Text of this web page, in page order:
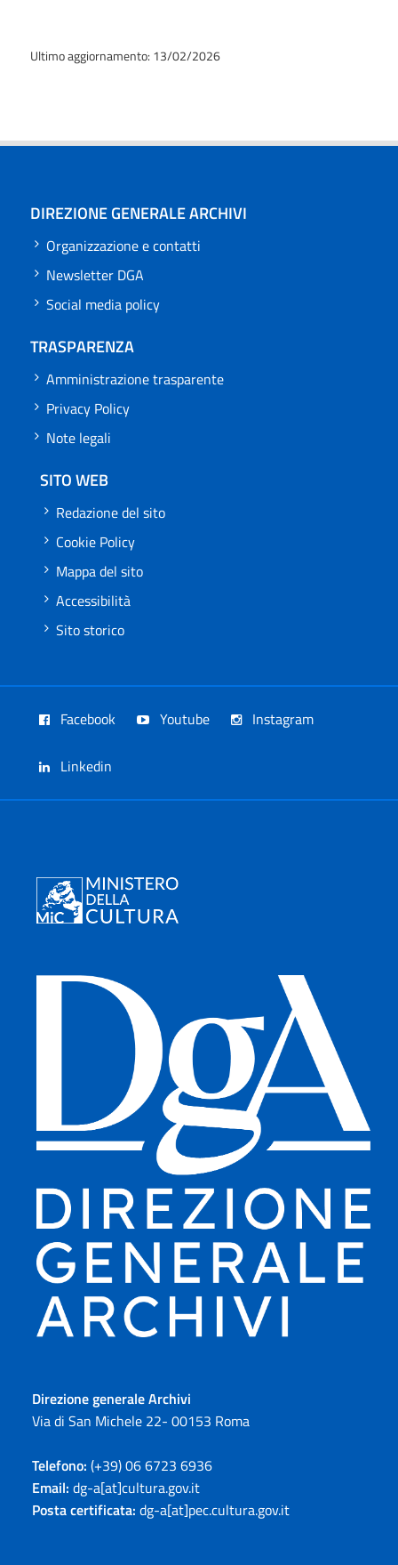
Ultimo aggiornamento: 13/02/2026
DIREZIONE GENERALE ARCHIVI
Organizzazione e contatti
Newsletter DGA
Social media policy
TRASPARENZA
Amministrazione trasparente
Privacy Policy
Note legali
SITO WEB
Redazione del sito
Cookie Policy
Mappa del sito
Accessibilità
Sito storico
Facebook Youtube Instagram
Linkedin
Direzione generale Archivi
Via di San Michele 22- 00153 Roma
Telefono: (+39) 06 6723 6936
Email: dg-a[at]cultura.gov.it
Posta certificata: dg-a[at]pec.cultura.gov.it